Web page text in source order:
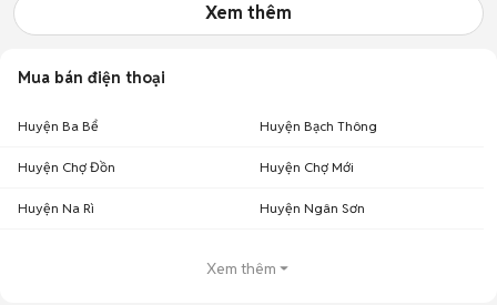
Xem thêm
Mua bán điện thoại
Huyện Ba Bể Huyện Bạch Thông
Huyện Chợ Đồn Huyện Chợ Mới
Huyện Na Rì Huyện Ngân Sơn
Xem thêm